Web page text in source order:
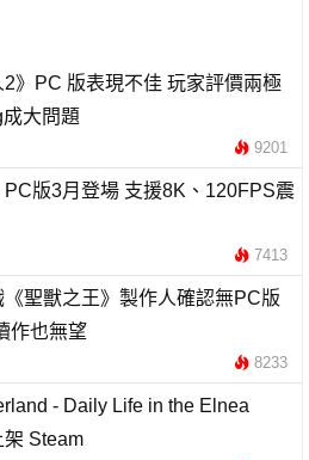
2》PC 版表現不佳 玩家評價兩極
大問題
9201
PC版3月登場 支援8K、120FPS震
7413
聖獸之王》製作人確認無PC版
作也無望
8233
- Daily Life in the Elnea
架 Steam